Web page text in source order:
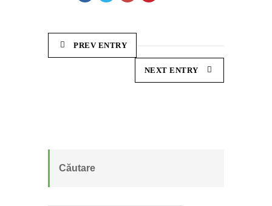
PREV ENTRY
NEXT ENTRY
Căutare